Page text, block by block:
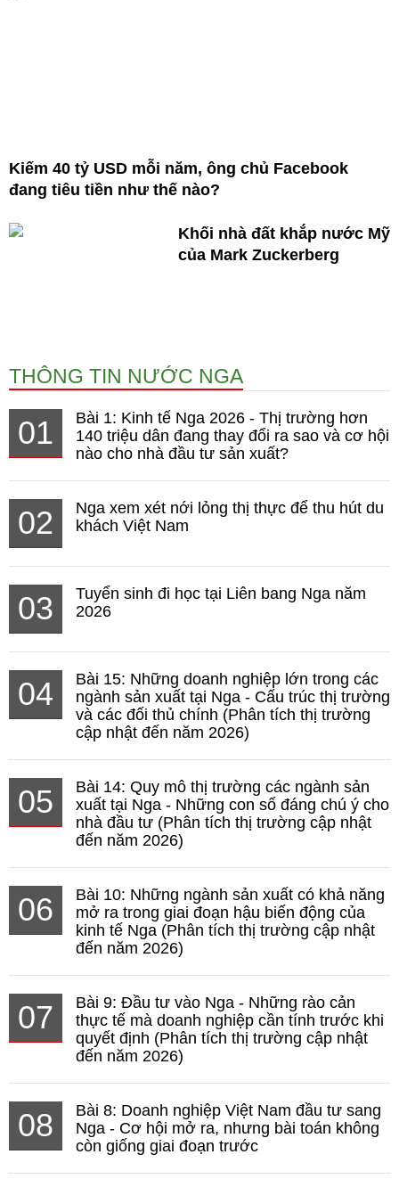
Kiếm 40 tỷ USD mỗi năm, ông chủ Facebook
đang tiêu tiền như thế nào?
Khối nhà đất khắp nước Mỹ
của Mark Zuckerberg
THÔNG TIN NƯỚC NGA
01
Bài 1: Kinh tế Nga 2026 - Thị trường hơn
140 triệu dân đang thay đổi ra sao và cơ hội
nào cho nhà đầu tư sản xuất?
02
Nga xem xét nới lỏng thị thực để thu hút du
khách Việt Nam
03
Tuyển sinh đi học tại Liên bang Nga năm
2026
04
Bài 15: Những doanh nghiệp lớn trong các
ngành sản xuất tại Nga - Cấu trúc thị trường
và các đối thủ chính (Phân tích thị trường
cập nhật đến năm 2026)
05
Bài 14: Quy mô thị trường các ngành sản
xuất tại Nga - Những con số đáng chú ý cho
nhà đầu tư (Phân tích thị trường cập nhật
đến năm 2026)
06
Bài 10: Những ngành sản xuất có khả năng
mở ra trong giai đoạn hậu biến động của
kinh tế Nga (Phân tích thị trường cập nhật
đến năm 2026)
07
Bài 9: Đầu tư vào Nga - Những rào cản
thực tế mà doanh nghiệp cần tính trước khi
quyết định (Phân tích thị trường cập nhật
đến năm 2026)
08
Bài 8: Doanh nghiệp Việt Nam đầu tư sang
Nga - Cơ hội mở ra, nhưng bài toán không
còn giống giai đoạn trước